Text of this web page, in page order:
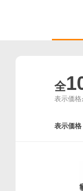
全
表示価
表示価格